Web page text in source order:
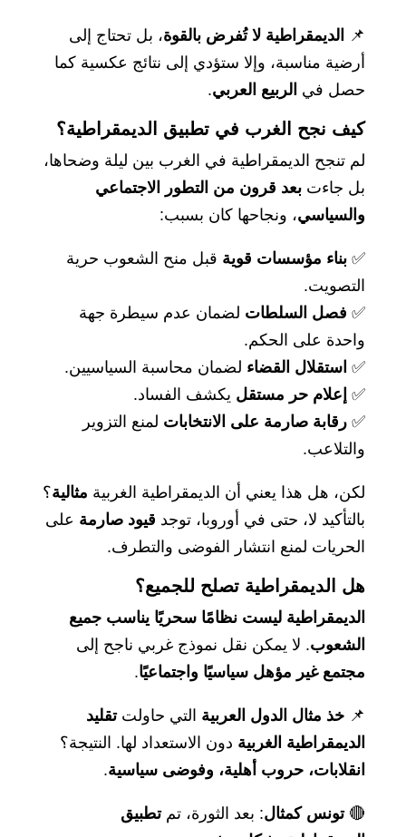
📌 الديمقراطية لا تُفرض بالقوة، بل تحتاج إلى
أرضية مناسبة، وإلا ستؤدي إلى نتائج عكسية كما
حصل في الربيع العربي.
كيف نجح الغرب في تطبيق الديمقراطية؟
لم تنجح الديمقراطية في الغرب بين ليلة وضحاها،
بل جاءت بعد قرون من التطور الاجتماعي
والسياسي، ونجاحها كان بسبب:
✅ بناء مؤسسات قوية قبل منح الشعوب حرية
التصويت.
✅ فصل السلطات لضمان عدم سيطرة جهة
واحدة على الحكم.
✅ استقلال القضاء لضمان محاسبة السياسيين.
✅ إعلام حر مستقل يكشف الفساد.
✅ رقابة صارمة على الانتخابات لمنع التزوير
والتلاعب.
لكن، هل هذا يعني أن الديمقراطية الغربية مثالية؟
بالتأكيد لا، حتى في أوروبا، توجد قيود صارمة على
الحريات لمنع انتشار الفوضى والتطرف.
هل الديمقراطية تصلح للجميع؟
الديمقراطية ليست نظامًا سحريًا يناسب جميع
الشعوب. لا يمكن نقل نموذج غربي ناجح إلى
مجتمع غير مؤهل سياسيًا واجتماعيًا.
📌 خذ مثال الدول العربية التي حاولتتقليد
الديمقراطية الغربية دون الاستعداد لها. النتيجة؟
انقلابات، حروب أهلية، وفوضى سياسية.
🔴تونس كمثال: بعد الثورة، تمتطبيق